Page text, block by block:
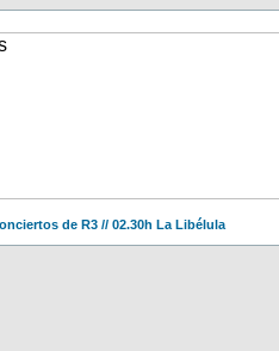
de R3 // 02.30h La Libélula